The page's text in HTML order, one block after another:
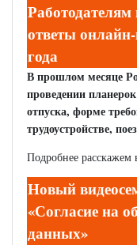
ответы
года
В прошлом месяце
проведении
отпуска, форме
трудоустройстве,
Подробнее расскажем
Новый
«Согласие на
данных»